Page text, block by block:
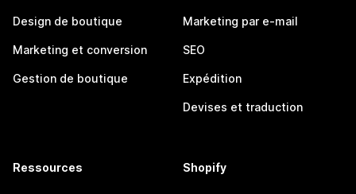
Design de boutique
Marketing et conversion
Gestion de boutique
Marketing par e-mail
SEO
Expédition
Devises et traduction
Ressources Shopify